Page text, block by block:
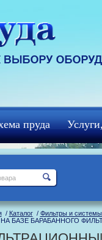
пруда
/ Каталог/ Фильтры и
БАЗЕ БАРАБАННОГО